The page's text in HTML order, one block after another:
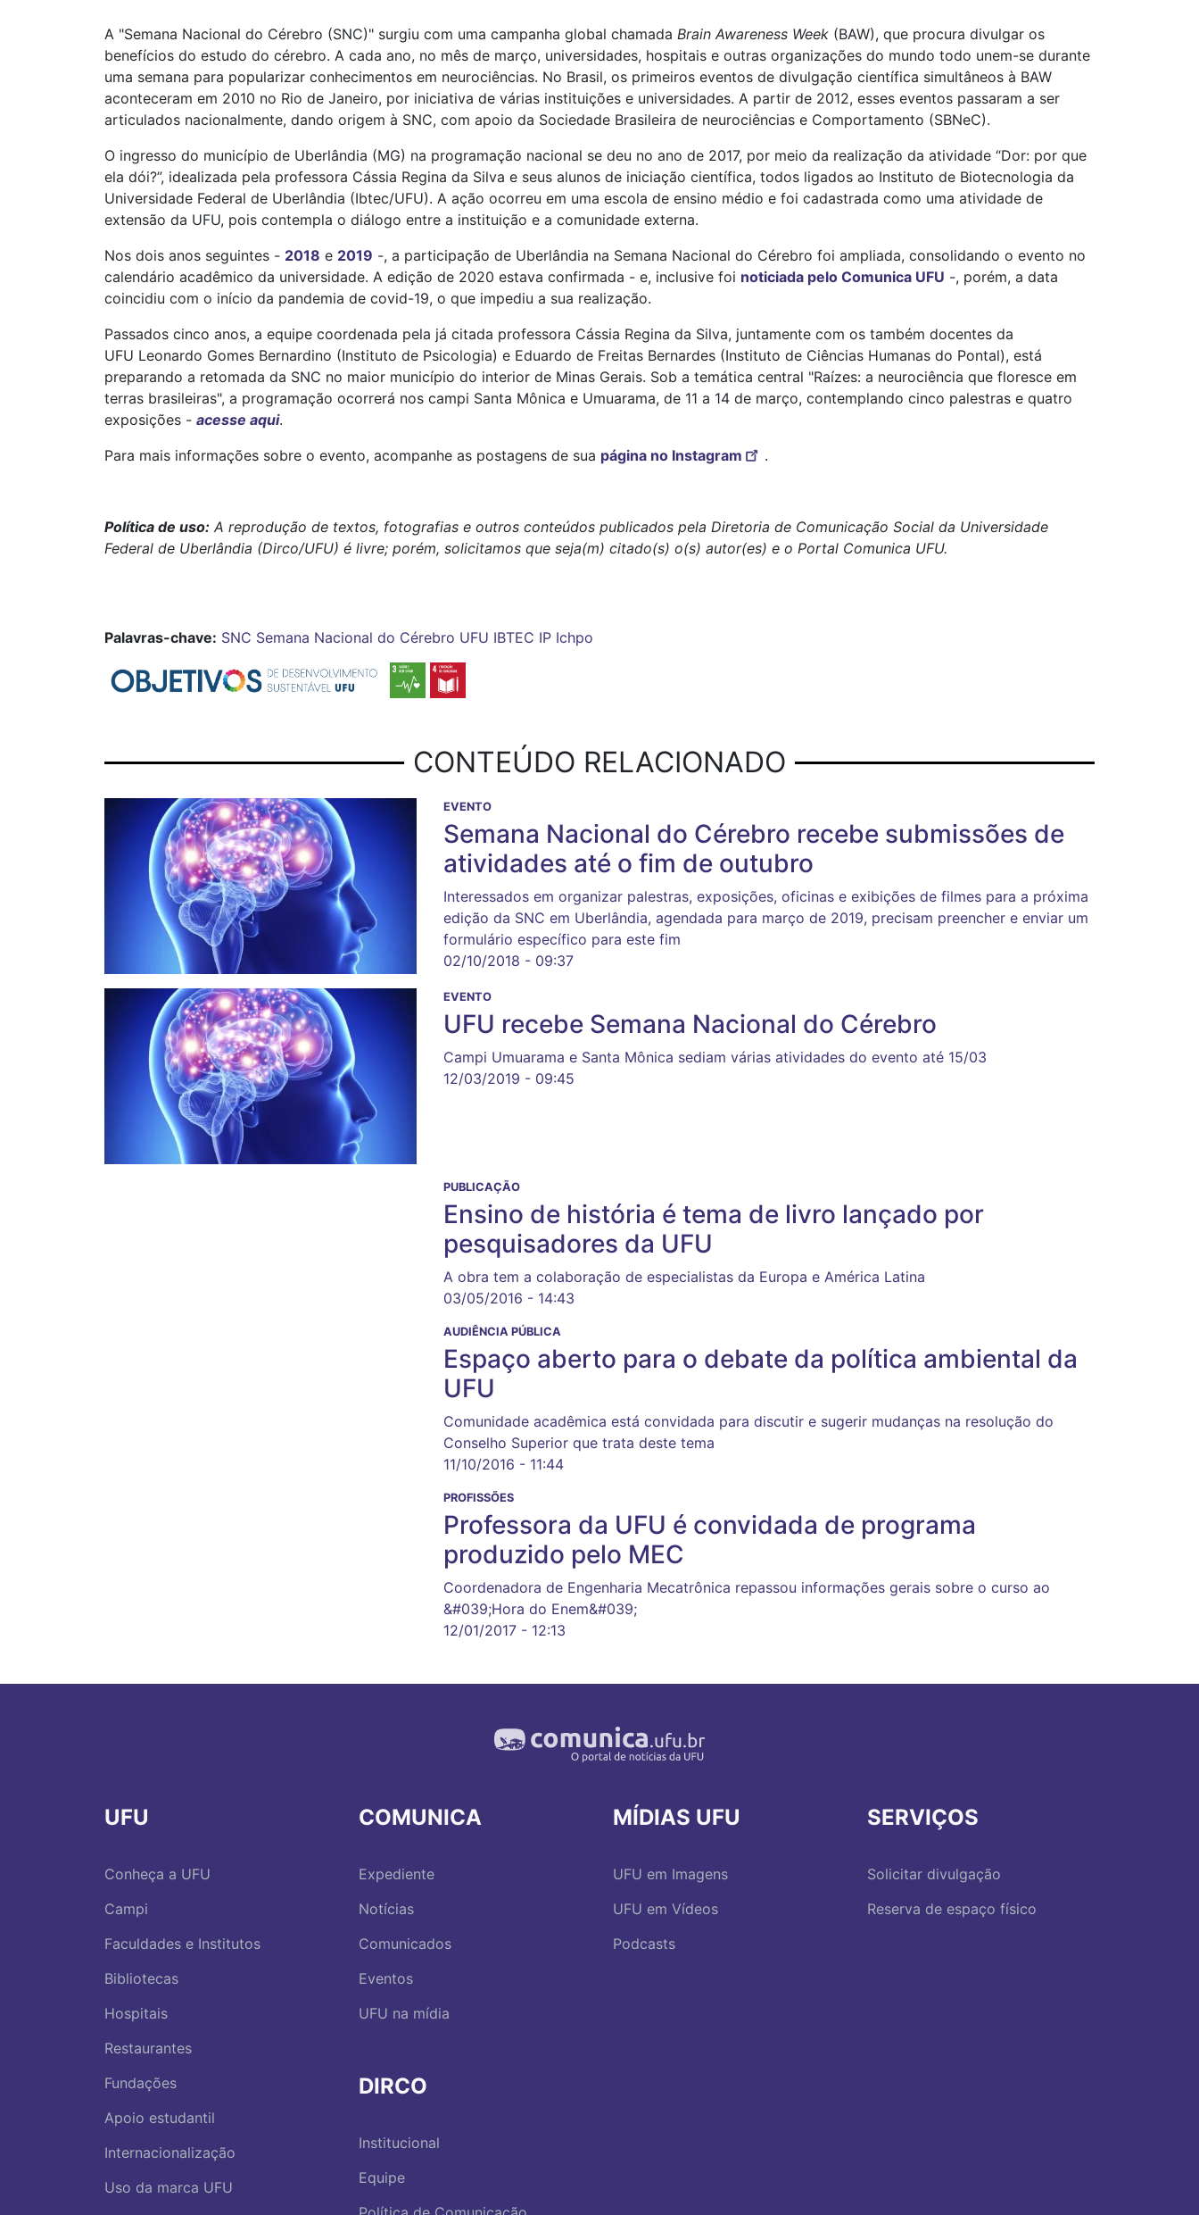
A "Semana Nacional do Cérebro (SNC)" surgiu com uma campanha global chamada Brain Awareness Week (BAW), que procura divulgar os
benefícios do estudo do cérebro. A cada ano, no mês de março, universidades, hospitais e outras organizações do mundo todo unem-se durante
uma semana para popularizar conhecimentos em neurociências. No Brasil, os primeiros eventos de divulgação científica simultâneos à BAW
aconteceram em 2010 no Rio de Janeiro, por iniciativa de várias instituições e universidades. A partir de 2012, esses eventos passaram a ser
articulados nacionalmente, dando origem à SNC, com apoio da Sociedade Brasileira de neurociências e Comportamento (SBNeC).
O ingresso do município de Uberlândia (MG) na programação nacional se deu no ano de 2017, por meio da realização da atividade “Dor: por que
ela dói?”, idealizada pela professora Cássia Regina da Silva e seus alunos de iniciação científica, todos ligados ao Instituto de Biotecnologia da
Universidade Federal de Uberlândia (Ibtec/UFU). A ação ocorreu em uma escola de ensino médio e foi cadastrada como uma atividade de
extensão da UFU, pois contempla o diálogo entre a instituição e a comunidade externa.
Nos dois anos seguintes - 2018 e 2019 -, a participação de Uberlândia na Semana Nacional do Cérebro foi ampliada, consolidando o evento no
calendário acadêmico da universidade. A edição de 2020 estava confirmada - e, inclusive foi noticiada pelo Comunica UFU -, porém, a data
coincidiu com o início da pandemia de covid-19, o que impediu a sua realização.
Passados cinco anos, a equipe coordenada pela já citada professora Cássia Regina da Silva, juntamente com os também docentes da
UFU Leonardo Gomes Bernardino (Instituto de Psicologia) e Eduardo de Freitas Bernardes (Instituto de Ciências Humanas do Pontal), está
preparando a retomada da SNC no maior município do interior de Minas Gerais. Sob a temática central "Raízes: a neurociência que floresce em
terras brasileiras", a programação ocorrerá nos campi Santa Mônica e Umuarama, de 11 a 14 de março, contemplando cinco palestras e quatro
exposições - acesse aqui.
Para mais informações sobre o evento, acompanhe as postagens de sua página no Instagram .
Política de uso: A reprodução de textos, fotografias e outros conteúdos publicados pela Diretoria de Comunicação Social da Universidade
Federal de Uberlândia (Dirco/UFU) é livre; porém, solicitamos que seja(m) citado(s) o(s) autor(es) e o Portal Comunica UFU.
Palavras-chave: SNC Semana Nacional do Cérebro UFU IBTEC IP Ichpo
CONTEÚDO RELACIONADO
EVENTO
Semana Nacional do Cérebro recebe submissões de
atividades até o fim de outubro
Interessados em organizar palestras, exposições, oficinas e exibições de filmes para a próxima
edição da SNC em Uberlândia, agendada para março de 2019, precisam preencher e enviar um
formulário específico para este fim
02/10/2018 - 09:37
EVENTO
UFU recebe Semana Nacional do Cérebro
Campi Umuarama e Santa Mônica sediam várias atividades do evento até 15/03
12/03/2019 - 09:45
PUBLICAÇÃO
Ensino de história é tema de livro lançado por
pesquisadores da UFU
A obra tem a colaboração de especialistas da Europa e América Latina
03/05/2016 - 14:43
AUDIÊNCIA PÚBLICA
Espaço aberto para o debate da política ambiental da
UFU
Comunidade acadêmica está convidada para discutir e sugerir mudanças na resolução do
Conselho Superior que trata deste tema
11/10/2016 - 11:44
PROFISSÕES
Professora da UFU é convidada de programa
produzido pelo MEC
Coordenadora de Engenharia Mecatrônica repassou informações gerais sobre o curso ao
&#039;Hora do Enem&#039;
12/01/2017 - 12:13
UFU
Conheça a UFU
Campi
Faculdades e Institutos
Bibliotecas
Hospitais
Restaurantes
Fundações
Apoio estudantil
Internacionalização
Uso da marca UFU
COMUNICA
Expediente
Notícias
Comunicados
Eventos
UFU na mídia
DIRCO
Institucional
Equipe
MÍDIAS UFU
UFU em Imagens
UFU em Vídeos
Podcasts
SERVIÇOS
Solicitar divulgação
Reserva de espaço físico